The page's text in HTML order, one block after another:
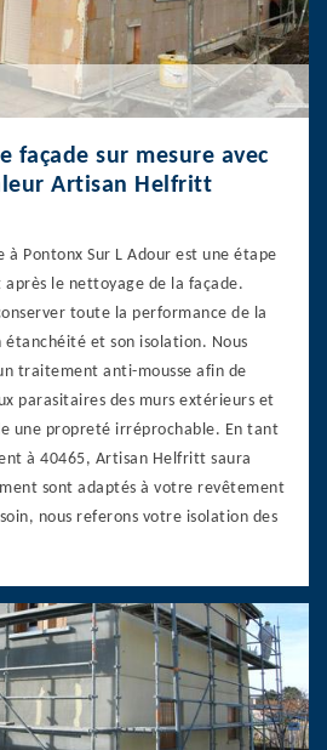
façade sur mesure avec
Artisan Helfritt
Pontonx Sur L Adour est une étape
le nettoyage de la façade.
toute la performance de la
et son isolation. Nous
traitement anti-mousse afin de
parasitaires des murs extérieurs et
une propreté irréprochable. En tant
à 40465, Artisan Helfritt saura
sont adaptés à votre revêtement
nous referons votre isolation des